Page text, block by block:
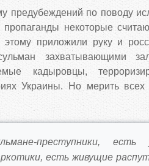
предубеждений по поводу
некоторые
этому приложили руку и
захватывающими
кадыровцы,
Украины. Но мерить
преступники, есть
есть живущие